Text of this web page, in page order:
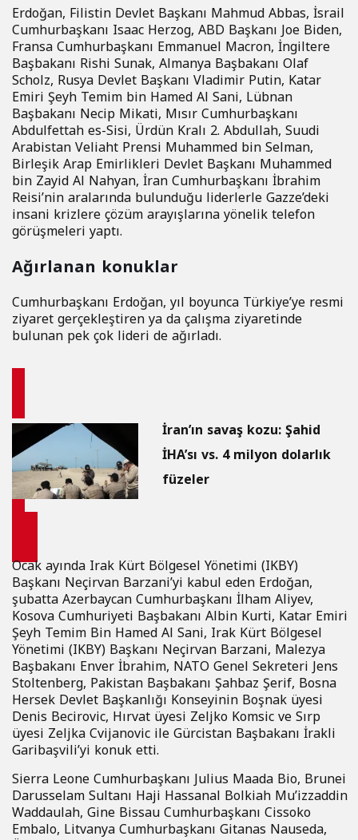
Erdoğan, Filistin Devlet Başkanı Mahmud Abbas, İsrail
Cumhurbaşkanı Isaac Herzog, ABD Başkanı Joe Biden,
Fransa Cumhurbaşkanı Emmanuel Macron, İngiltere
Başbakanı Rishi Sunak, Almanya Başbakanı Olaf
Scholz, Rusya Devlet Başkanı Vladimir Putin, Katar
Emiri Şeyh Temim bin Hamed Al Sani, Lübnan
Başbakanı Necip Mikati, Mısır Cumhurbaşkanı
Abdulfettah es-Sisi, Ürdün Kralı 2. Abdullah, Suudi
Arabistan Veliaht Prensi Muhammed bin Selman,
Birleşik Arap Emirlikleri Devlet Başkanı Muhammed
bin Zayid Al Nahyan, İran Cumhurbaşkanı İbrahim
Reisi’nin aralarında bulunduğu liderlerle Gazze’deki
insani krizlere çözüm arayışlarına yönelik telefon
görüşmeleri yaptı.
Ağırlanan konuklar
Cumhurbaşkanı Erdoğan, yıl boyunca Türkiye’ye resmi
ziyaret gerçekleştiren ya da çalışma ziyaretinde
bulunan pek çok lideri de ağırladı.
İran’ın savaş kozu: Şahid
İHA’sı vs. 4 milyon dolarlık
füzeler
Ocak ayında Irak Kürt Bölgesel Yönetimi (IKBY)
Başkanı Neçirvan Barzani’yi kabul eden Erdoğan,
şubatta Azerbaycan Cumhurbaşkanı İlham Aliyev,
Kosova Cumhuriyeti Başbakanı Albin Kurti, Katar Emiri
Şeyh Temim Bin Hamed Al Sani, Irak Kürt Bölgesel
Yönetimi (IKBY) Başkanı Neçirvan Barzani, Malezya
Başbakanı Enver İbrahim, NATO Genel Sekreteri Jens
Stoltenberg, Pakistan Başbakanı Şahbaz Şerif, Bosna
Hersek Devlet Başkanlığı Konseyinin Boşnak üyesi
Denis Becirovic, Hırvat üyesi Zeljko Komsic ve Sırp
üyesi Zeljka Cvijanovic ile Gürcistan Başbakanı İrakli
Garibaşvili’yi konuk etti.
Sierra Leone Cumhurbaşkanı Julius Maada Bio, Brunei
Darusselam Sultanı Haji Hassanal Bolkiah Mu’izzaddin
Waddaulah, Gine Bissau Cumhurbaşkanı Cissoko
Embalo, Litvanya Cumhurbaşkanı Gitanas Nauseda,